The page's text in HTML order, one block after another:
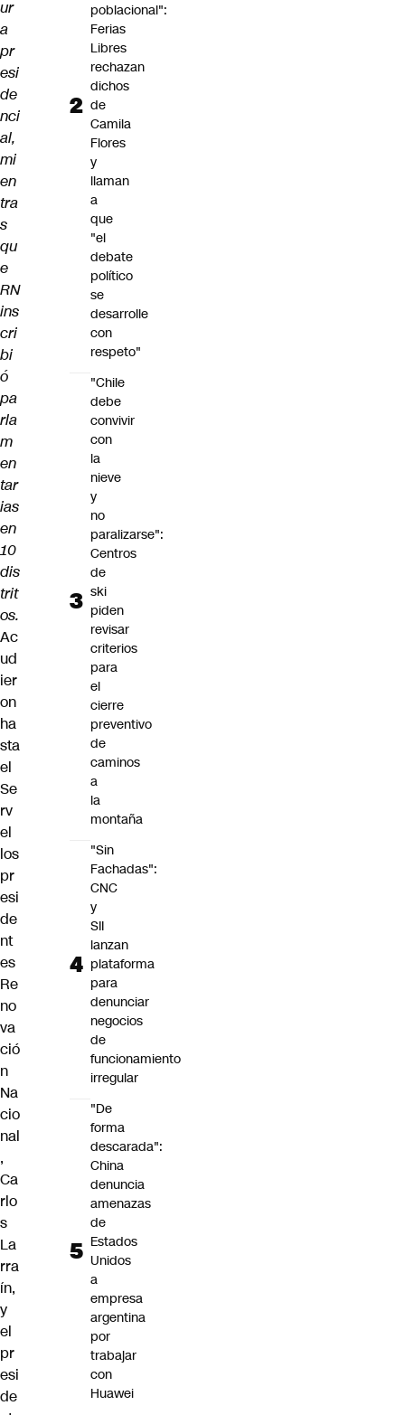
ur
a
pr
esi
de
nci
al,
mi
en
tra
s
qu
e
RN
ins
cri
bi
ó
pa
rla
m
en
tar
ias
en
10
dis
trit
os.
Ac
ud
ier
on
ha
sta
el
Se
rv
el
los
pr
esi
de
nt
es
Re
no
va
ció
n
Na
cio
nal
,
Ca
rlo
s
La
rra
ín,
y
el
pr
esi
de
poblacional":
Ferias
Libres
rechazan
dichos
de
Camila
Flores
y
llaman
a
que
"el
debate
político
se
desarrolle
con
respeto"
"Chile
debe
convivir
con
la
nieve
y
no
paralizarse":
Centros
de
ski
piden
revisar
criterios
para
el
cierre
preventivo
de
caminos
a
la
montaña
"Sin
Fachadas":
CNC
y
SII
lanzan
plataforma
para
denunciar
negocios
de
funcionamiento
irregular
"De
forma
descarada":
China
denuncia
amenazas
de
Estados
Unidos
a
empresa
argentina
por
trabajar
con
Huawei